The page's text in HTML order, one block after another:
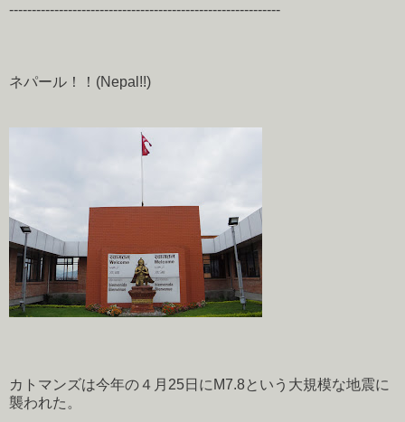
------------------------------------------------------------
ネパール！！(Nepal!!)
カトマンズは今年の４月25日にM7.8という大規模な地震に
襲われた。